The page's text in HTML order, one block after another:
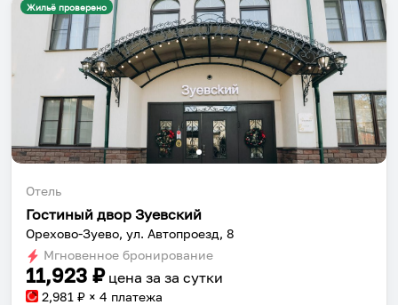
Жильё проверено
Отель
Гостиный двор Зуевский
Орехово-Зуево, ул. Автопроезд, 8
Мгновенное бронирование
11,923 ₽ цена за за сутки
2,981 ₽ × 4 платежа